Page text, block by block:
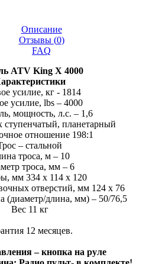
Описание
Отзывы (0)
FAQ
ATV King X 4000
усилие, кг - 1814
усилие, lbs – 4000
мощность, л.с. – 1,6
ступенчатый, планетарный
отношение 198:1
– стальной
троса, м – 10
троса, мм – 6
мм 334 x 114 x 120
отверстий, мм 124 x 76
(диаметр/длина, мм) – 50/76,5
Вес 11 кг
12 месяцев.
– кнопка на руле